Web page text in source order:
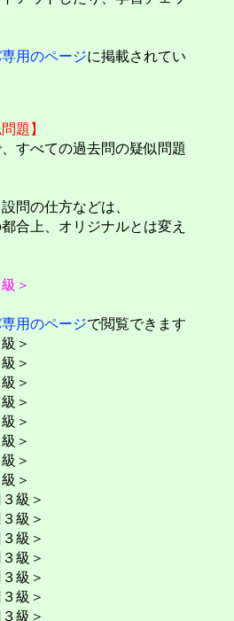
用のページに掲載されてい
題】
すべての過去問の疑似問題
問の仕方などは、
合上、オリジナルとは変え
＞
用のページで閲覧できます
＞
＞
＞
＞
＞
＞
＞
＞
級＞
級＞
級＞
級＞
級＞
級＞
級＞